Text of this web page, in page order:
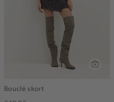
Bouclé skort